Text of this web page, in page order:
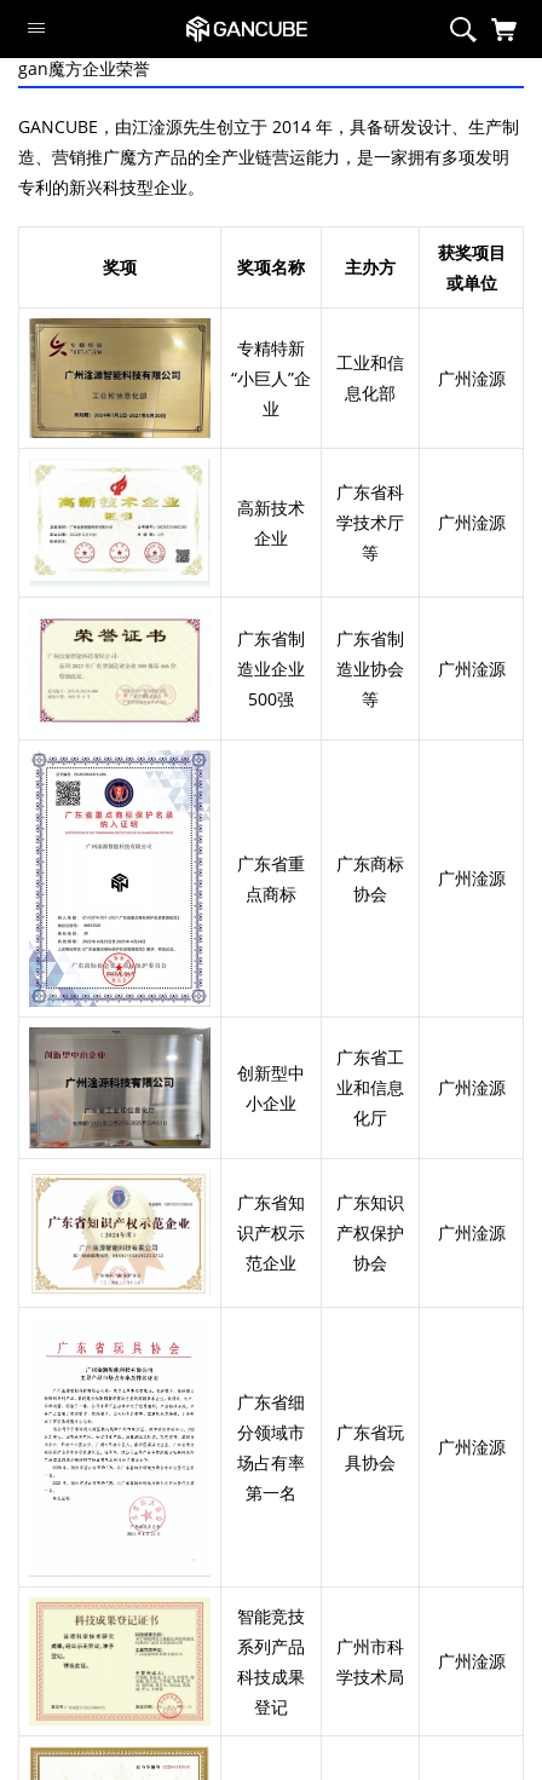
智能系列
旗舰魔方
定制系列
周边/配件
限定系列
萌刻魔方
Swift Block
智能系列
GAN356 i
carry E
GAN12 ui
FreePlay
356 i 3 356 i carry S GAN12 ui
Maglev
智能配件
智能机器人
V2
智能机器人
GAN 星环计
GAN V100 GAN16
Maglev
GAN15
Maglev
GAN14
Maglev Pro
GAN 12 GAN460 M
GAN251 M GAN
Pyraminx
GAN Skewb GAN251 M
356 Maglev GAN 五魔
Maglev
GAN16
Maglev
GAN15
Maglev
GAN 13 GAN 12 GAN251 M
pro
GAN魔方拼
GAN 金字塔 GAN 五魔
GAN 五魔
Maglev
GAN 十周年
礼盒
小金蟒周边 GAN328
GAN 训练垫 GAN 旋转展
示架
GAN 三角展
GAN魔方润
滑油
GAN 中心盖
奇钰 晶玺
真爱粉 圣诞绿 小透蓝
国色330 有鱼
雀灵 夏日限定
瑶光
MG3 智能魔 MG3 云顶魔
方
MG 标准二阶 MG三阶套装 MG3 磁力三
阶
MG 标准三阶
MG 魔尺 MG 金字塔
Swift 3x3
Cube
华容道
gan魔方企业荣誉
GANCUBE，由江淦源先生创立于 2014 年，具备研发设计、生产制
造、营销推广魔方产品的全产业链营运能力，是一家拥有多项发明
专利的新兴科技型企业。
奖项 奖项名称 主办方
获奖项目
或单位
专精特新
“小巨人”企
业
工业和信
息化部
广州淦源
高新技术
企业
广东省科
学技术厅
等
广州淦源
广东省制
造业企业
500强
广东省制
造业协会
等
广州淦源
广东省重
点商标
广东商标
协会
广州淦源
创新型中
小企业
广东省工
业和信息
化厅
广州淦源
广东省知
识产权示
范企业
广东知识
产权保护
协会
广州淦源
广东省细
分领域市
场占有率
第一名
广东省玩
具协会
广州淦源
智能竞技
系列产品
科技成果
登记
广州市科
学技术局
广州淦源